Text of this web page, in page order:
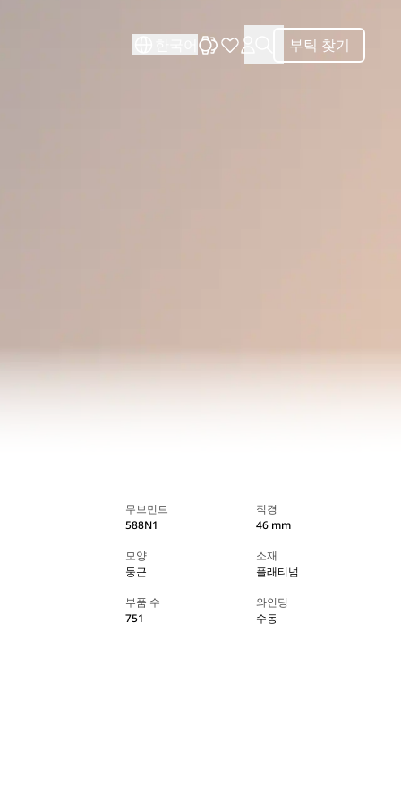
부틱 찾기
무브먼트
588N1
직경
46 mm
모양
둥근
소재
플래티넘
부품 수
751
와인딩
수동
닫기
닫기